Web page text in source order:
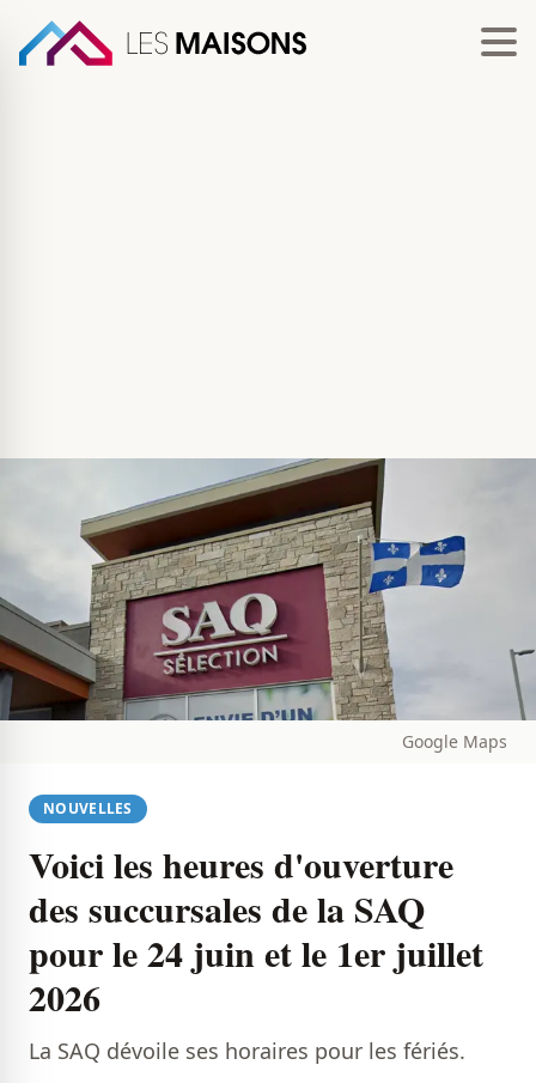
Google Maps
NOUVELLES
Voici les heures d'ouverture
des succursales de la SAQ
pour le 24 juin et le 1er juillet
2026
La SAQ dévoile ses horaires pour les fériés.